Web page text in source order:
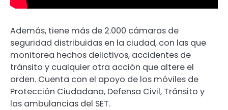
Además, tiene más de 2.000 cámaras de
seguridad distribuidas en la ciudad, con las que
monitorea hechos delictivos, accidentes de
tránsito y cualquier otra acción que altere el
orden. Cuenta con el apoyo de los móviles de
Protección Ciudadana, Defensa Civil, Tránsito y
las ambulancias del SET.